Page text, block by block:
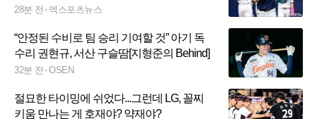
트리 말소
28분 전 엑스포츠뉴스
“안정된 수비로 팀 승리 기여할 것” 아기 독
수리 권현규, 서산 구슬땀[지형준의 Behind]
32분 전 OSEN
절묘한 타이밍에 쉬었다...그런데 LG, 꼴찌
키움 만나는 게 호재야? 약재야?